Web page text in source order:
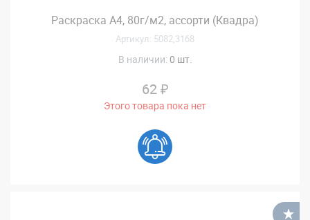
Раскраска А4, 80г/м2, ассорти (Квадра)
Артикул: 5082,3168
В наличии: 0 шт.
62 ₽
Этого товара пока нет